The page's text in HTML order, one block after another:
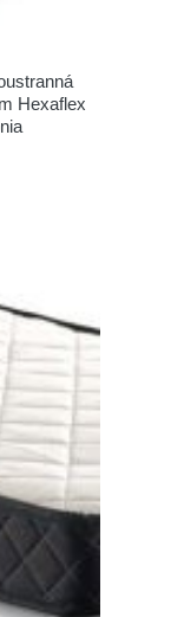
Hexaflex